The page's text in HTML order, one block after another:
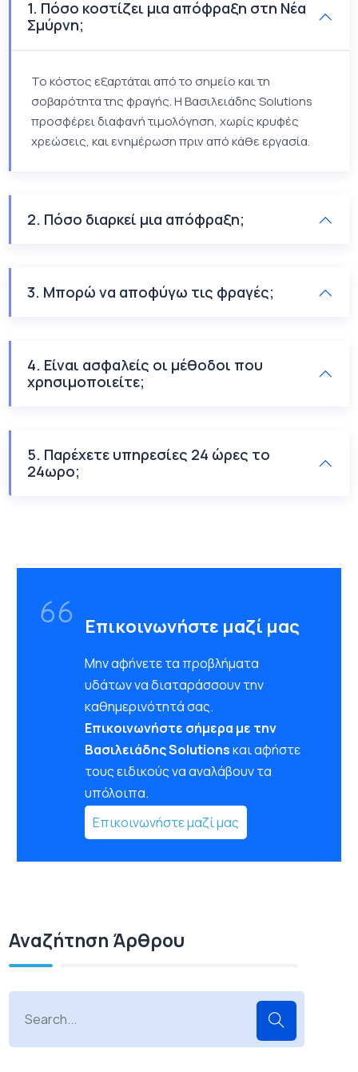
1. Πόσο κοστίζει μια απόφραξη στη Νέα
Σμύρνη;
Το κόστος εξαρτάται από το σημείο και τη
σοβαρότητα της φραγής. Η Βασιλειάδης Solutions
προσφέρει διαφανή τιμολόγηση, χωρίς κρυφές
χρεώσεις, και ενημέρωση πριν από κάθε εργασία.
2. Πόσο διαρκεί μια απόφραξη;
3. Μπορώ να αποφύγω τις φραγές;
4. Είναι ασφαλείς οι μέθοδοι που
χρησιμοποιείτε;
5. Παρέχετε υπηρεσίες 24 ώρες το
24ωρο;
Επικοινωνήστε μαζί μας
Μην αφήνετε τα προβλήματα
υδάτων να διαταράσσουν την
καθημερινότητά σας.
Επικοινωνήστε σήμερα με την
Βασιλειάδης Solutionsκαι αφήστε
τους ειδικούς να αναλάβουν τα
υπόλοιπα.
Επικοινωνήστε μαζί μας
Αναζήτηση Άρθρου